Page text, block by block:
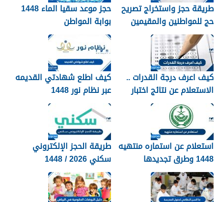
طريقة حجز واستخراج تصريح
حج للمواطنين والمقيمين
1448
حجز موعد سقيا الماء 1448
بوابة المواطن
كيف اعرف درجة القدرات ..
الاستعلام عن نتائج اختبار
القدرات 1448
كيف اطلع شهادتي القديمه
عبر نظام نور 1448
استعلام عن استماره منتهيه
1448 وطرق تجديدها
طريقة الحجز الإلكتروني
سكني 2026 / 1448
بالتفصيل